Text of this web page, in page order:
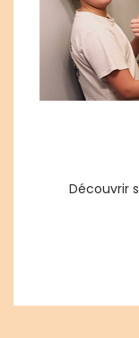
Découvrir